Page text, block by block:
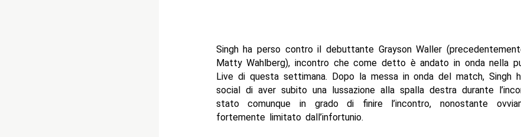
Singh ha perso contro il debuttante Grayson Waller
Matty Wahlberg), incontro che come detto è andato in onda nella
Live di questa settimana. Dopo la messa in onda del match, Singh
social di aver subito una lussazione alla spalla destra durante
stato comunque in grado di finire l’incontro, nonostante
fortemente limitato dall’infortunio.